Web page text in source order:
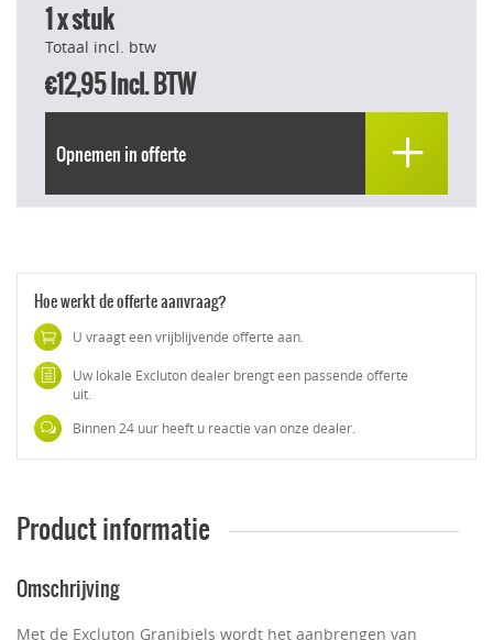
1x stuk
Totaal incl. btw
€12,95Incl. BTW
Opnemen in offerte
Hoe werkt de offerte aanvraag?
U vraagt een vrijblijvende offerte aan.
Uw lokale Excluton dealer brengt een passende offerte
uit.
Binnen 24 uur heeft u reactie van onze dealer.
Product informatie
Omschrijving
Met de Excluton Granibiels wordt het aanbrengen van